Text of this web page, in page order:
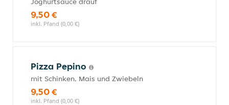
9,50 €
inkl. Pfand (0,00 €)
Pizza Pepino
mit Schinken, Mais und Zwiebeln
9,50 €
inkl. Pfand (0,00 €)